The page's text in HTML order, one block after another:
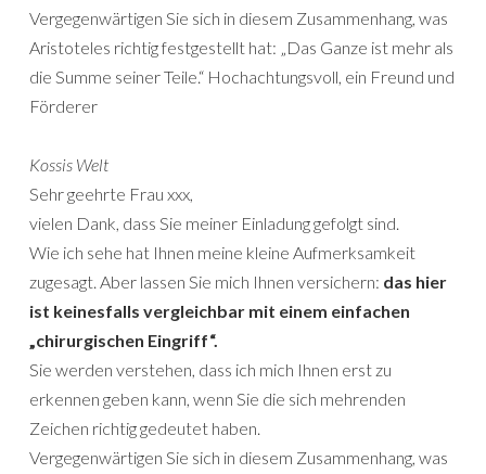
Vergegenwärtigen Sie sich in diesem Zusammenhang, was
Aristoteles richtig festgestellt hat: „Das Ganze ist mehr als
die Summe seiner Teile.“ Hochachtungsvoll, ein Freund und
Förderer
Kossis Welt
Sehr geehrte Frau xxx,
vielen Dank, dass Sie meiner Einladung gefolgt sind.
Wie ich sehe hat Ihnen meine kleine Aufmerksamkeit
zugesagt. Aber lassen Sie mich Ihnen versichern: das hier
ist keinesfalls vergleichbar mit einem einfachen
„chirurgischen Eingriff“.
Sie werden verstehen, dass ich mich Ihnen erst zu
erkennen geben kann, wenn Sie die sich mehrenden
Zeichen richtig gedeutet haben.
Vergegenwärtigen Sie sich in diesem Zusammenhang, was